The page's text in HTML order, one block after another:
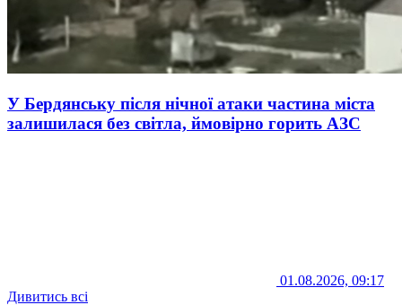
У Бердянську після нічної атаки частина міста
залишилася без світла, ймовірно горить АЗС
01.08.2026, 09:17
Дивитись всі